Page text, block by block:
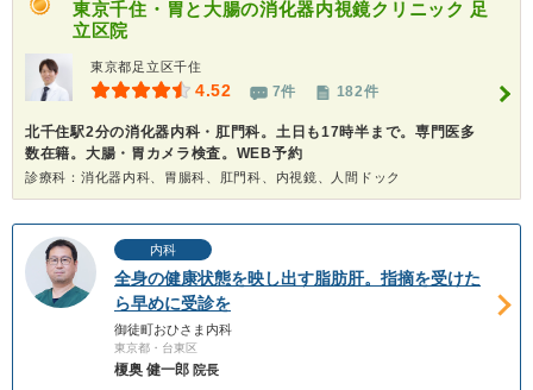
東京千住・胃と大腸の消化器内視鏡クリニック 足
立区院
東京都足立区千住
4.52 7件 182件
北千住駅2分の消化器内科・肛門科。土日も17時半まで。専門医多
数在籍。大腸・胃カメラ検査。WEB予約
診療科：消化器内科、胃腸科、肛門科、内視鏡、人間ドック
内科
全身の健康状態を映し出す脂肪肝。指摘を受けた
ら早めに受診を
御徒町おひさま内科
東京都・台東区
榎奥 健一郎 院長